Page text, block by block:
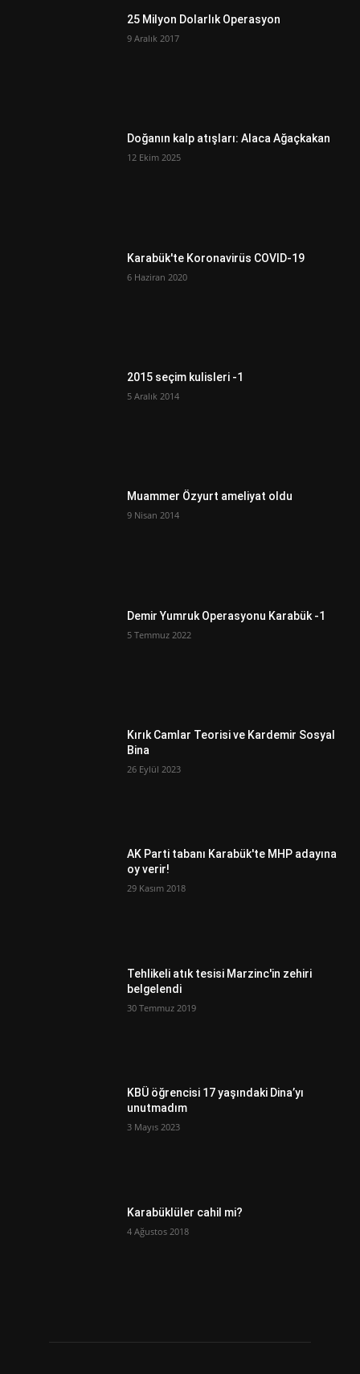
25 Milyon Dolarlık Operasyon
9 Aralık 2017
Doğanın kalp atışları: Alaca Ağaçkakan
12 Ekim 2025
Karabük'te Koronavirüs COVID-19
6 Haziran 2020
2015 seçim kulisleri -1
5 Aralık 2014
Muammer Özyurt ameliyat oldu
9 Nisan 2014
Demir Yumruk Operasyonu Karabük -1
5 Temmuz 2022
Kırık Camlar Teorisi ve Kardemir Sosyal
Bina
26 Eylül 2023
AK Parti tabanı Karabük'te MHP adayına
oy verir!
29 Kasım 2018
Tehlikeli atık tesisi Marzinc'in zehiri
belgelendi
30 Temmuz 2019
KBÜ öğrencisi 17 yaşındaki Dina’yı
unutmadım
3 Mayıs 2023
Karabüklüler cahil mi?
4 Ağustos 2018